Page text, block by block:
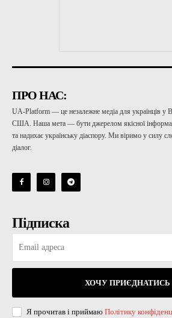
ПРО НАС:
UA-Platform — це незалежне медіа для українців у
США. Наша мета — бути джерелом якісної
та надихає українську діаспору. Ми віримо у силу
діалог.
Підписка
ХОЧУ ПРИЄДНАТИСЬ
Я прочитав і приймаю Політику